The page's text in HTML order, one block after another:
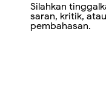
Silahkan
saran, kritik,
pembahasan.